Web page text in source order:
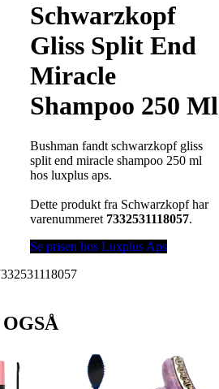
Schwarzkopf
Gliss Split End
Miracle
Shampoo 250 Ml
Bushman fandt schwarzkopf gliss
split end miracle shampoo 250 ml
hos luxplus aps.
Dette produkt fra Schwarzkopf har
varenummeret 7332531118057.
Se prisen hos Luxplus Aps